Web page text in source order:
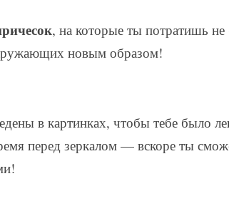
, на которые ты потратишь не
новым образом!
в картинках, чтобы тебе было
перед зеркалом — вскоре ты